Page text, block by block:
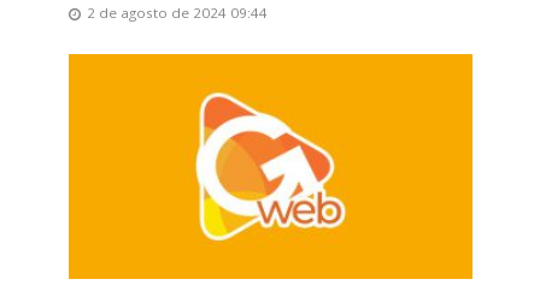
2 de agosto de 2024 09:44